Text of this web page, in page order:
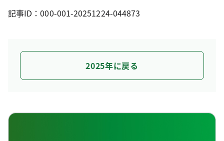
記事ID：000-001-20251224-044873
2025年に戻る